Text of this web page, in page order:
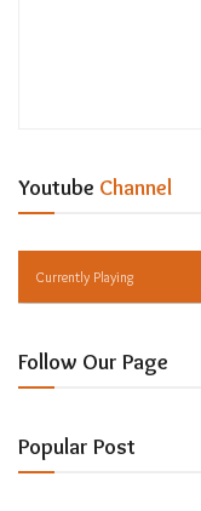
Youtube Channel
Currently Playing
Follow Our Page
Popular Post